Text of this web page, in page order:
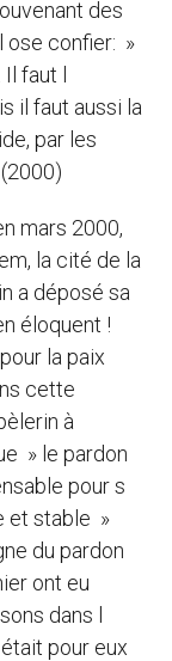
des
ose confier: »
faut l
il faut aussi la
par les
mars 2000,
la cité de la
a déposé sa
éloquent !
la paix
cette
à
» le pardon
pour s
et stable »
du pardon
ont eu
dans l
pour eux